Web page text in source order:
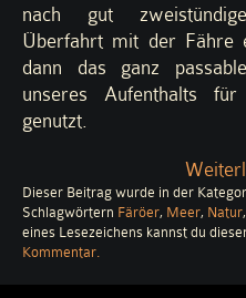
nach gut
Überfahrt mit der Fähre
dann das ganz
unseres Aufenthalts
genutzt.
Dieser Beitrag wurde in der
Schlagwörtern Färöer, Meer, Natur,
eines Lesezeichens kannst du
Kommentarzu
.